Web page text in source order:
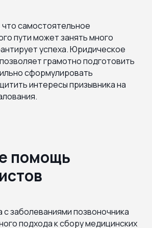
самостоятельное
пути может занять много
успеха. Юридическое
грамотно подготовить
сформулировать
интересы призывника на
помощь
заболеваниями позвоночника
подхода к сбору медицинских